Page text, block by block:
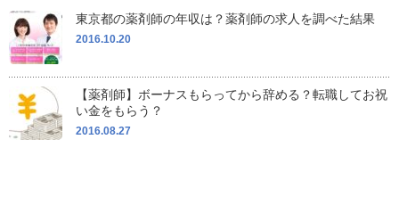
東京都の薬剤師の年収は？薬剤師の求人を調べた結果
2016.10.20
【薬剤師】ボーナスもらってから辞める？転職してお祝
い金をもらう？
2016.08.27